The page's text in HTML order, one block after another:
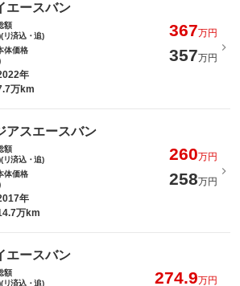
エースバン
額
リ済込・追)
367万円
体価格
357万円
年
万km
アスエースバン
額
リ済込・追)
260万円
体価格
258万円
年
万km
エースバン
額
リ済込・追)
274.9万円